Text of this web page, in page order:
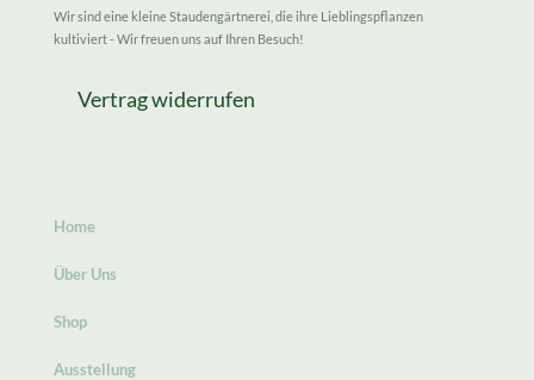
Wir sind eine kleine Staudengärtnerei, die ihre Lieblingspflanzen
kultiviert - Wir freuen uns auf Ihren Besuch!
Vertrag widerrufen
Home
Über Uns
Shop
Ausstellung